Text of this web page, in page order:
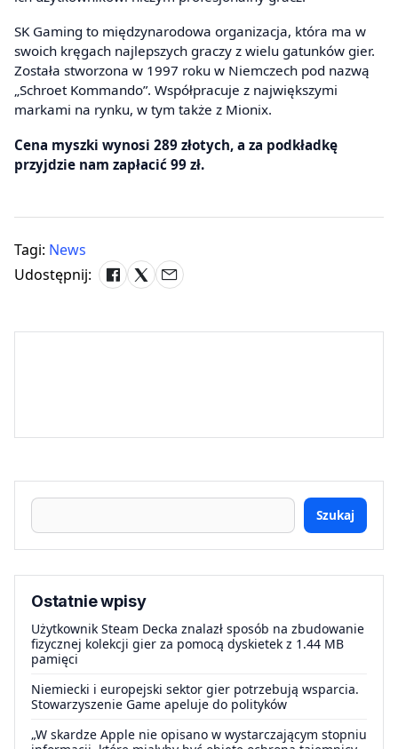
SK Gaming to międzynarodowa organizacja, która ma w
swoich kręgach najlepszych graczy z wielu gatunków gier.
Została stworzona w 1997 roku w Niemczech pod nazwą
„Schroet Kommando”. Współpracuje z największymi
markami na rynku, w tym także z Mionix.
Cena myszki wynosi 289 złotych, a za podkładkę
przyjdzie nam zapłacić 99 zł.
Tagi: News
Udostępnij:
Szukaj
Ostatnie wpisy
Użytkownik Steam Decka znalazł sposób na zbudowanie
fizycznej kolekcji gier za pomocą dyskietek z 1.44 MB
pamięci
Niemiecki i europejski sektor gier potrzebują wsparcia.
Stowarzyszenie Game apeluje do polityków
„W skardze Apple nie opisano w wystarczającym stopniu